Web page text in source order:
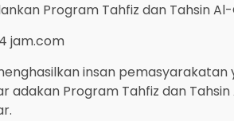
Program Tahfiz dan Tahsin
jam.com
insan pemasyarakatan
adakan Program Tahfiz dan